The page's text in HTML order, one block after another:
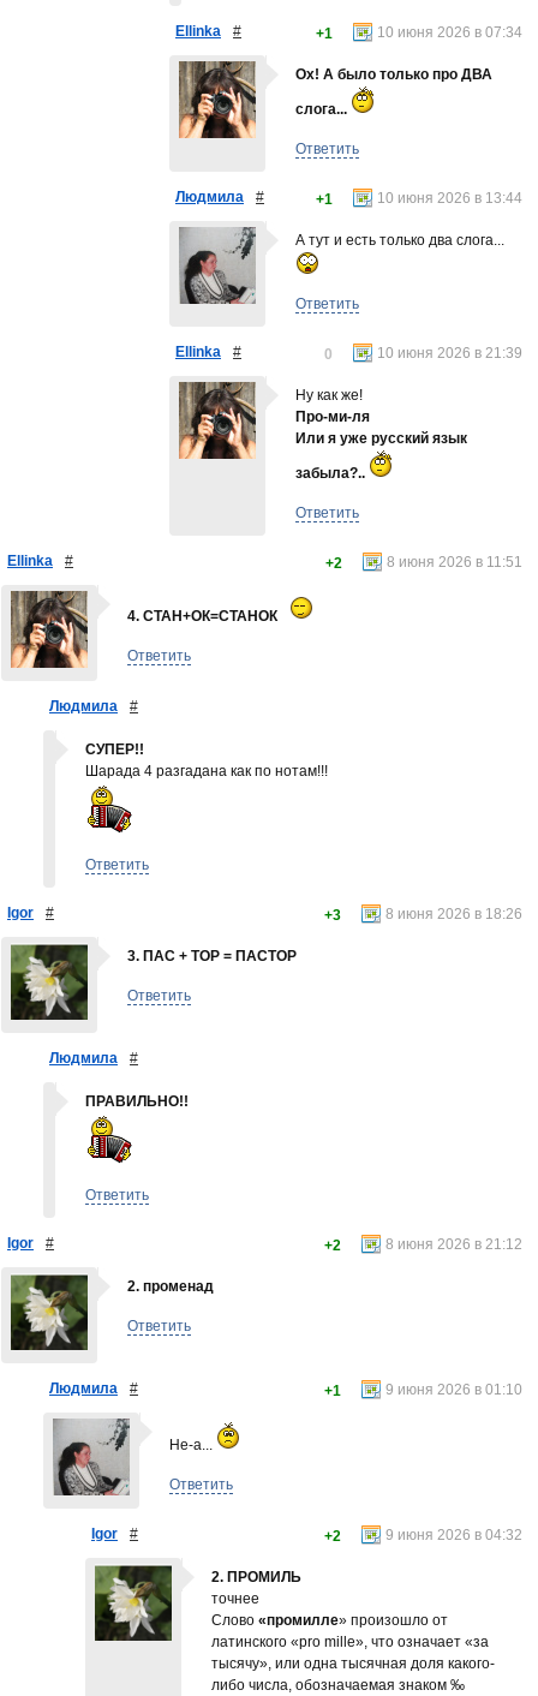
Ellinka # 10 июня 2026 в 07:34
+1
Ох! А было только про ДВА
слога...
Ответить
Людмила # 10 июня 2026 в 13:44
+1
А тут и есть только два слога...
Ответить
Ellinka # 10 июня 2026 в 21:39
0
Ну как же!
Про-ми-ля
Или я уже русский язык
забыла?..
Ответить
Ellinka # 8 июня 2026 в 11:51
+2
4. СТАН+ОК=СТАНОК
Ответить
Людмила #
СУПЕР!!
Шарада 4 разгадана как по нотам!!!
Ответить
Igor # 8 июня 2026 в 18:26
+3
3. ПАС + ТОР = ПАСТОР
Ответить
Людмила #
ПРАВИЛЬНО!!
Ответить
Igor # 8 июня 2026 в 21:12
+2
2. променад
Ответить
Людмила # 9 июня 2026 в 01:10
+1
Не-а...
Ответить
Igor # 9 июня 2026 в 04:32
+2
2. ПРОМИЛЬ
точнее
Слово «промилле» произошло от
латинского «pro mille», что означает «за
тысячу», или одна тысячная доля какого-
либо числа, обозначаемая знаком ‰